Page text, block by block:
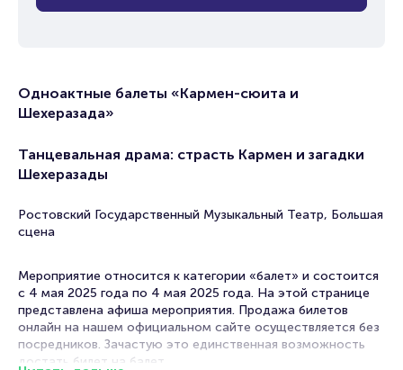
Одноактные балеты «Кармен-сюита и
Шехеразада»
Танцевальная драма: страсть Кармен и загадки
Шехеразады
Ростовский Государственный Музыкальный Театр, Большая
сцена
Мероприятие относится к категории «балет» и состоится
с 4 мая 2025 года по 4 мая 2025 года. На этой странице
представлена афиша мероприятия. Продажа билетов
онлайн на нашем официальном сайте осуществляется без
посредников. Зачастую это единственная возможность
достать билет на балет.